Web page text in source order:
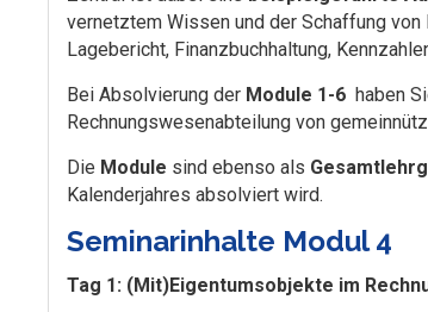
vernetztem Wissen und der Schaffung
Lagebericht, Finanzbuchhaltung,
Bei Absolvierung der Module 1-6 haben
Rechnungswesenabteilung von
Die Module sind ebenso als
Kalenderjahres absolviert wird.
Seminarinhalte Modul 4
Tag 1: (Mit)Eigentumsobjekte im